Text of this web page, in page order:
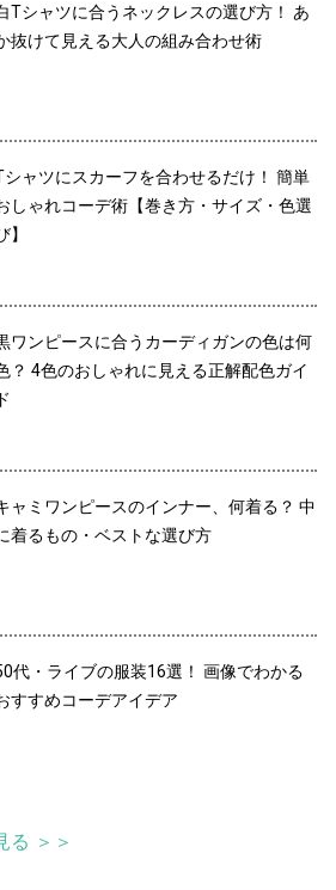
Tシャツに合うネックレスの選び方！ あ
抜けて見える大人の組み合わせ術
シャツにスカーフを合わせるだけ！ 簡単
しゃれコーデ術【巻き方・サイズ・色選
】
ワンピースに合うカーディガンの色は何
？ 4色のおしゃれに見える正解配色ガイ
ド
ャミワンピースのインナー、何着る？ 中
着るもの・ベストな選び方
代・ライブの服装16選！ 画像でわかる
すすめコーデアイデア
る ＞＞